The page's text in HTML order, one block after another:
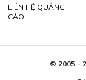
LIÊN HỆ QUẢNG
CÁO
© 2005 -